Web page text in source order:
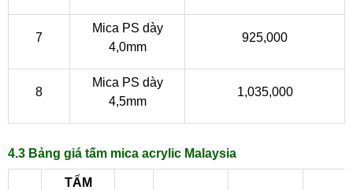
7
Mica PS dày
4,0mm
925,000
8
Mica PS dày
4,5mm
1,035,000
4.3 Bảng giá tấm mica acrylic Malaysia
TẤM